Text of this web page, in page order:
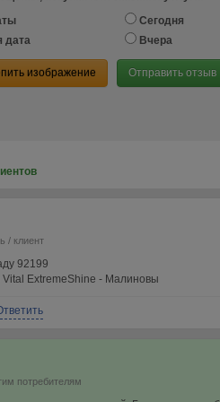
Сегодня
дата
Вчера
изображение Отправить отзыв
/ клиент
92199
ExtremeShine - Малиновы
потребителям